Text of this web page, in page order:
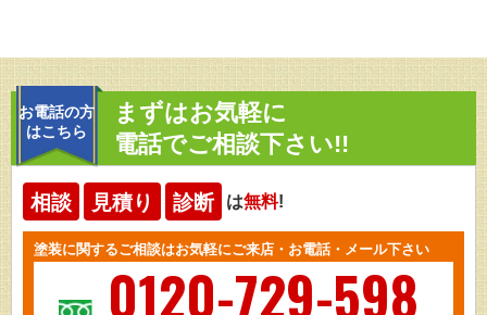
お電話の方
はこちら
まずはお気軽に
電話でご相談下さい!!
相談 見積り 診断 は無料!
塗装に関するご相談はお気軽にご来店・お電話・メール下さい
0120-729-598